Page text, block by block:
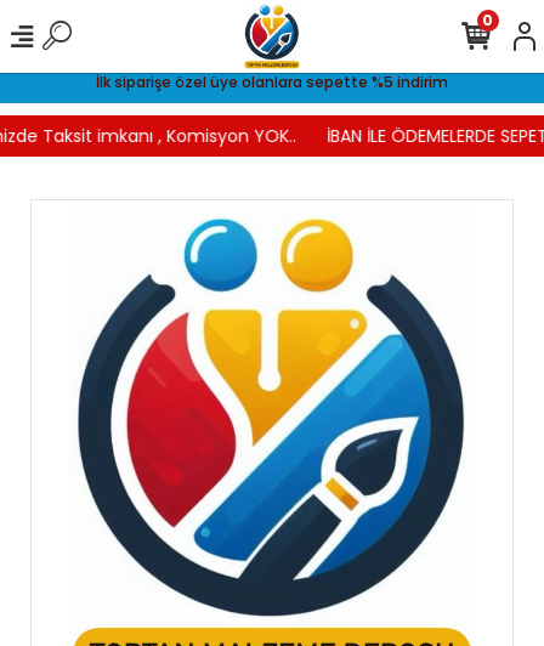
İlk siparişe özel üye olanlara sepette %5 indirim
Taksit imkanı , Komisyon YOK.. İBAN İLE ÖDEMELERDE
0